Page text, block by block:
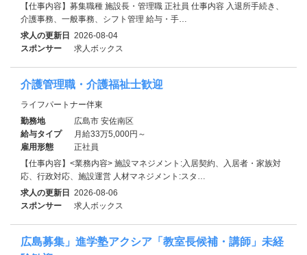
【仕事内容】募集職種 施設長・管理職 正社員 仕事内容 入退所手続き、
介護事務、一般事務、シフト管理 給与・手…
求人の更新日 2026-08-04
スポンサー
求人ボックス
介護管理職・介護福祉士歓迎
ライフパートナー伴東
勤務地
広島市 安佐南区
給与タイプ
月給33万5,000円～
雇用形態
正社員
【仕事内容】<業務内容> 施設マネジメント:入居契約、入居者・家族対
応、行政対応、施設運営 人材マネジメント:スタ…
求人の更新日 2026-08-06
スポンサー
求人ボックス
広島募集」進学塾アクシア「教室長候補・講師」未経